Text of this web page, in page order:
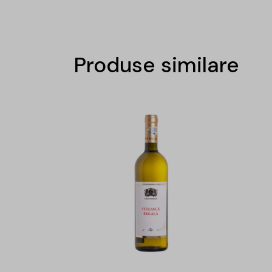
Produse similare